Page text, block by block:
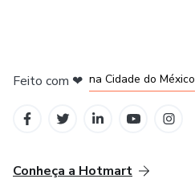
Feito com ❤ na Cidade do México
Conheça a Hotmart